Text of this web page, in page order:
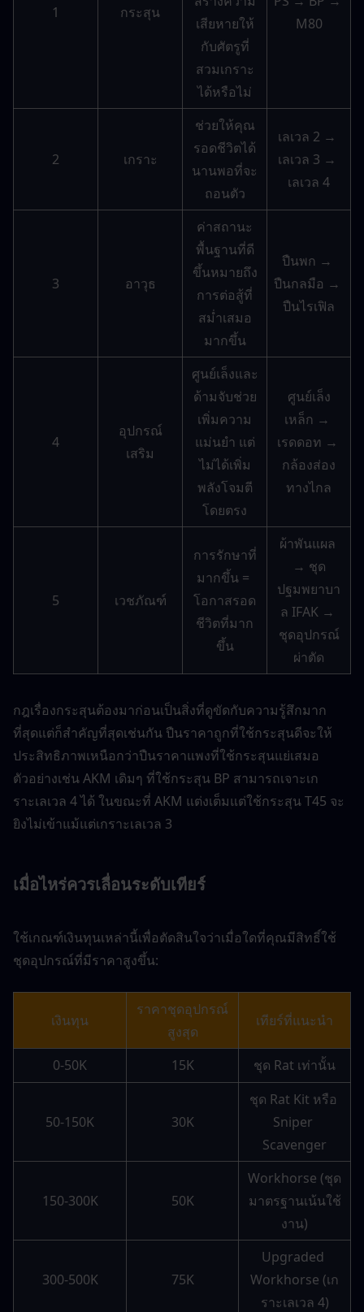
1 กระสุน
เสียหายให้
กับศัตรูที่
สวมเกราะ
ได้หรือไม่
M80
2 เกราะ
ช่วยให้คุณ
รอดชีวิตได้
นานพอที่จะ
ถอนตัว
เลเวล 2 →
เลเวล 3 →
เลเวล 4
3 อาวุธ
ค่าสถานะ
พื้นฐานที่ดี
ขึ้นหมายถึง
การต่อสู้ที่
สม่ำเสมอ
มากขึ้น
ปืนพก →
ปืนกลมือ →
ปืนไรเฟิล
4
อุปกรณ์
เสริม
ศูนย์เล็งและ
ด้ามจับช่วย
เพิ่มความ
แม่นยำ แต่
ไม่ได้เพิ่ม
พลังโจมตี
โดยตรง
ศูนย์เล็ง
เหล็ก →
เรดดอท →
กล้องส่อง
ทางไกล
5 เวชภัณฑ์
การรักษาที่
มากขึ้น =
โอกาสรอด
ชีวิตที่มาก
ขึ้น
ผ้าพันแผล
→ ชุด
ปฐมพยาบา
ล IFAK →
ชุดอุปกรณ์
ผ่าตัด
กฎเรื่องกระสุนต้องมาก่อนเป็นสิ่งที่ดูขัดกับความรู้สึกมาก
ที่สุดแต่ก็สำคัญที่สุดเช่นกัน ปืนราคาถูกที่ใช้กระสุนดีจะให้
ประสิทธิภาพเหนือกว่าปืนราคาแพงที่ใช้กระสุนแย่เสมอ
ตัวอย่างเช่น AKM เดิมๆ ที่ใช้กระสุน BP สามารถเจาะเก
ราะเลเวล 4 ได้ ในขณะที่ AKM แต่งเต็มแต่ใช้กระสุน T45 จะ
ยิงไม่เข้าแม้แต่เกราะเลเวล 3
เมื่อไหร่ควรเลื่อนระดับเทียร์
ใช้เกณฑ์เงินทุนเหล่านี้เพื่อตัดสินใจว่าเมื่อใดที่คุณมีสิทธิ์ใช้
ชุดอุปกรณ์ที่มีราคาสูงขึ้น:
เงินทุน
ราคาชุดอุปกรณ์
สูงสุด
เทียร์ที่แนะนำ
0-50K 15K ชุด Rat เท่านั้น
50-150K 30K
ชุด Rat Kit หรือ
Sniper
Scavenger
150-300K 50K
Workhorse (ชุด
มาตรฐานเน้นใช้
งาน)
300-500K 75K
Upgraded
Workhorse (เก
ราะเลเวล 4)